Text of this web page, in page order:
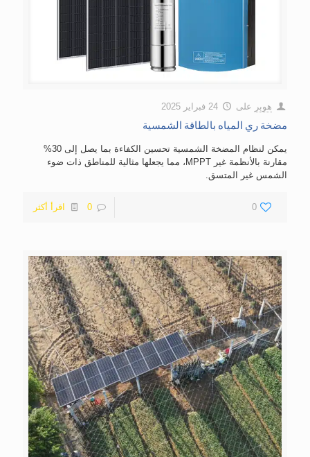
هوبر على 24 فبراير 2025
مضخة ري المياه بالطاقة الشمسية
يمكن لنظام المضخة الشمسية تحسين الكفاءة بما يصل إلى 30%
مقارنة بالأنظمة غير MPPT، مما يجعلها مثالية للمناطق ذات ضوء
الشمس غير المتسق.
0
0 اقرأ أكثر